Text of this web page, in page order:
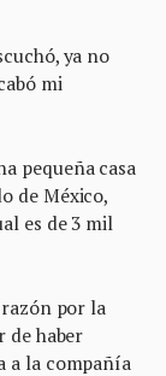
ya no
mi
pequeña casa
de México,
es de 3 mil
por la
de haber
a la compañía